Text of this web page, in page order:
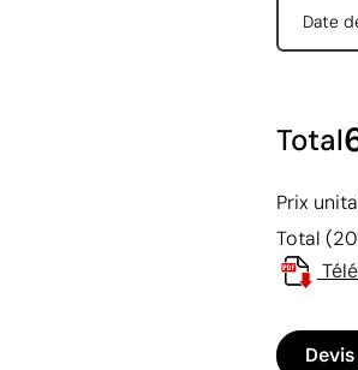
Date
Total
Prix
Total